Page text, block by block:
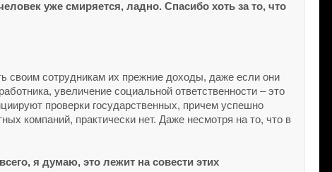
уже смиряется, ладно. Спасибо хоть за то, что
своим сотрудникам их прежние доходы, даже если они
увеличение социальной ответственности – это
проверки государственных, причем успешно
компаний, практически нет. Даже несмотря на то, что в
я думаю, это лежит на совести этих